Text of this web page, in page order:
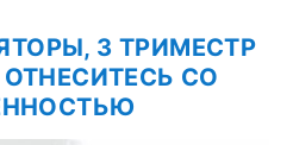
3 ТРИМЕСТР
СО